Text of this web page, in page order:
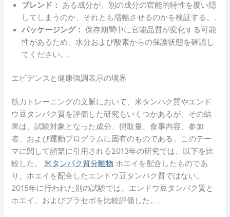
ブレンド：
ある成分が、別の成分の官能的特性を覆い隠
してしまうのか、それとも増幅させるのかを検証する。.
パッケージング： 保存期間中に官能品質が変化する可能
性があるため、水分および酸素からの保護状態を確認し
てください。.
エビデンスと健康強調表示の境界
筋力トレーニングの文脈において、米タンパク質やエンド
ウ豆タンパク質を評価した研究もいくつかあるが、その結
果は、試験対象となった成分、摂取量、食事内容、参加
者、および運動プログラムに固有のものである。このテー
マに関して頻繁に引用される2013年の研究では、以下を比
較した。米タンパク質分離物 ホエイを配合したものであ
り、ホエイを配合したエンドウ豆タンパク質ではない。
2015年に行われた別の試験では、エンドウ豆タンパク質と
ホエイ、およびプラセボを比較評価した。.